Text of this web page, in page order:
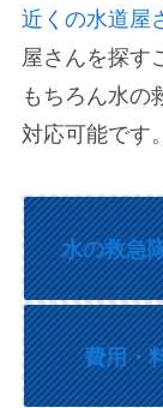
近くの水道屋
屋さんを探す
もちろん水の
対応可能です。
水の救急
費用・